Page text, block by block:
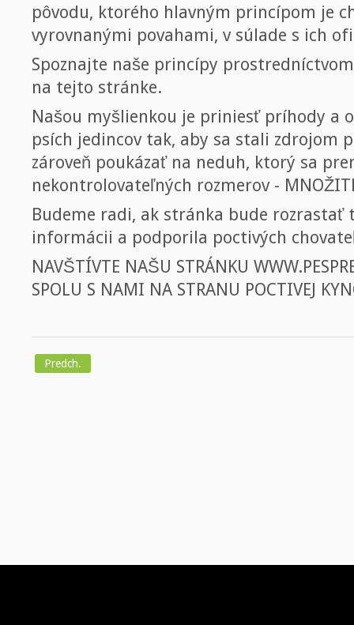
pôvodu, ktorého hlavným princípom je
vyrovnanými povahami, v súlade s ich
Spoznajte naše princípy
na tejto stránke.
Našou myšlienkou je priniesť príhody a
psích jedincov tak, aby sa stali zdrojom
zároveň poukázať na neduh, ktorý sa
nekontrolovateľných rozmerov -
Budeme radi, ak stránka bude rozrastať
informácii a podporila poctivých
NAVŠTÍVTE NAŠU STRÁNKU
SPOLU S NAMI NA STRANU POCTIVEJ
Predch.